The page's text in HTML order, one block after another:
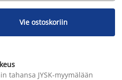
Vie ostoskoriin
tahansa JYSK-myymälään